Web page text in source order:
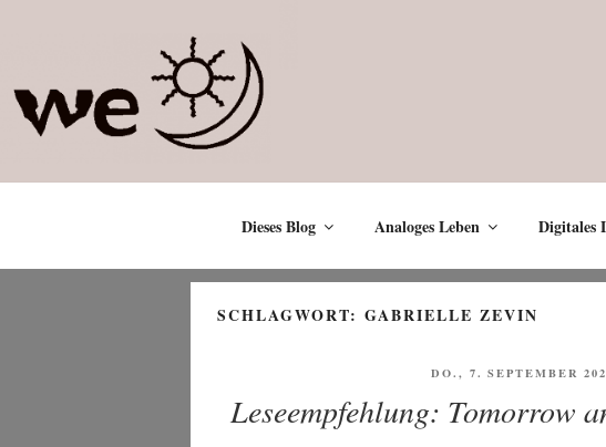
Dieses Blog Analoges Leben Digitales
SCHLAGWORT: GABRIELLE ZEVIN
VERÖFFENTLICHT
DO., 7. SEPTEMBER
Leseempfehlung: Tomorrow